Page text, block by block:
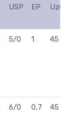
USP EP
5/0 1 45
6/0 0,7 45